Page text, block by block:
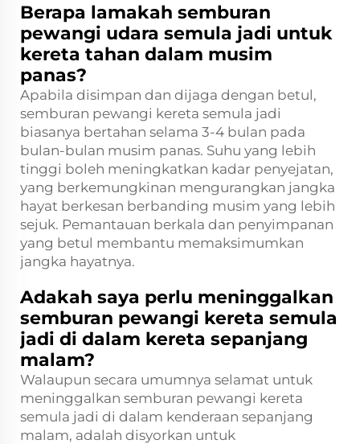
Berapa lamakah semburan
pewangi udara semula jadi untuk
kereta tahan dalam musim
panas?
Apabila disimpan dan dijaga dengan betul,
semburan pewangi kereta semula jadi
biasanya bertahan selama 3-4 bulan pada
bulan-bulan musim panas. Suhu yang lebih
tinggi boleh meningkatkan kadar penyejatan,
yang berkemungkinan mengurangkan jangka
hayat berkesan berbanding musim yang lebih
sejuk. Pemantauan berkala dan penyimpanan
yang betul membantu memaksimumkan
jangka hayatnya.
Adakah saya perlu meninggalkan
semburan pewangi kereta semula
jadi di dalam kereta sepanjang
malam?
Walaupun secara umumnya selamat untuk
meninggalkan semburan pewangi kereta
semula jadi di dalam kenderaan sepanjang
malam, adalah disyorkan untuk